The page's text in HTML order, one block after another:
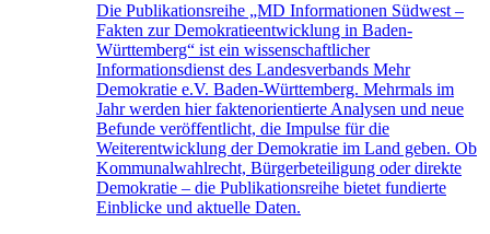
Die Publikationsreihe „MD Informationen Südwest –
Fakten zur Demokratieentwicklung in Baden-
Württemberg“ ist ein wissenschaftlicher
Informationsdienst des Landesverbands Mehr
Demokratie e.V. Baden-Württemberg. Mehrmals im
Jahr werden hier faktenorientierte Analysen und neue
Befunde veröffentlicht, die Impulse für die
Weiterentwicklung der Demokratie im Land geben. Ob
Kommunalwahlrecht, Bürgerbeteiligung oder direkte
Demokratie – die Publikationsreihe bietet fundierte
Einblicke und aktuelle Daten.